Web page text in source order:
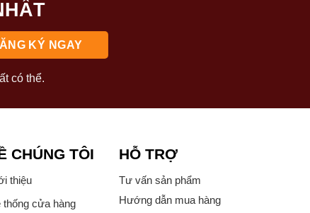
có thể.
CHÚNG TÔI
thiệu
thống cửa hàng
HỖ TRỢ
Tư vấn sản phẩm
Hướng dẫn mua hàng